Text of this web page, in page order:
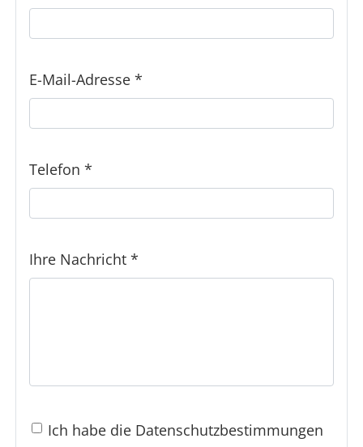
E-Mail-Adresse*
Telefon*
Ihre Nachricht*
Ich habe die Datenschutzbestimmungen